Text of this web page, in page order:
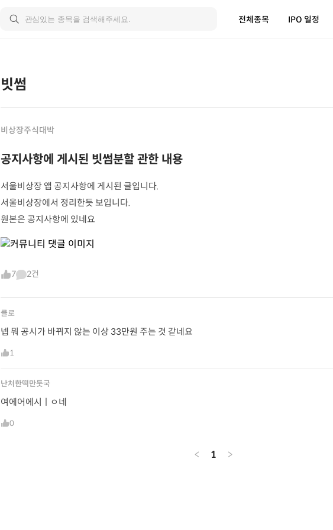
전체종목 IPO 일정
빗썸
비상장주식대박
공지사항에 게시된 빗썸분할 관한 내용
서울비상장 앱 공지사항에 게시된 글입니다.
서울비상장에서 정리한듯 보입니다.
원본은 공지사항에 있네요
7 2건
클로
넵 뭐 공시가 바뀌지 않는 이상 33만원 주는 것 같네요
1
난처한떡만둣국
여에어에시ㅣㅇ네
0
< 1 >